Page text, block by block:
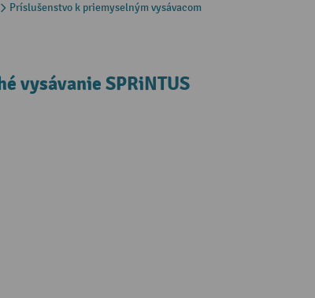
Príslušenstvo k priemyselným vysávacom
vysávanie SPRiNTUS